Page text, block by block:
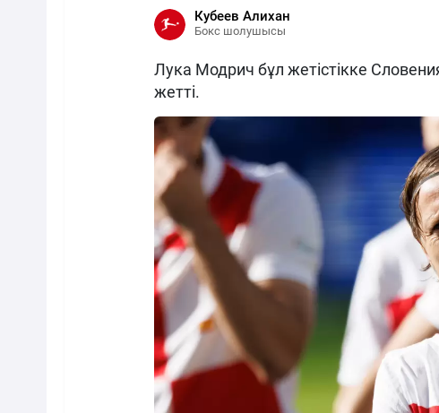
Кубеев Алихан
Бокс шолушысы
Лука Модрич бұл жетістікке
жетті.